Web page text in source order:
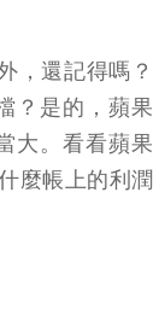
，還記得嗎？
？是的，蘋果
大。看看蘋果
麼帳上的利潤